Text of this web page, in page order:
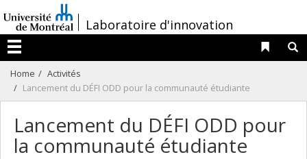
au
contenu
/Laboratoire d'innovation
Menu
Liens
Home
Activités
Lancement du DÉFI ODD pour la communauté étudiante
Lancement du DÉFI ODD pour
la communauté étudiante